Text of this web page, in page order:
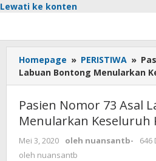
Lewati ke konten
Homepage » PERISTIWA »
Labuan Bontong Menularkan
Pasien Nomor 73 Asal
Menularkan Keseluruh
Mei 3, 2020 oleh nuansantb-
646
oleh nuansantb